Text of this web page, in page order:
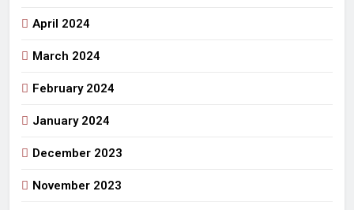
April 2024
March 2024
February 2024
January 2024
December 2023
November 2023